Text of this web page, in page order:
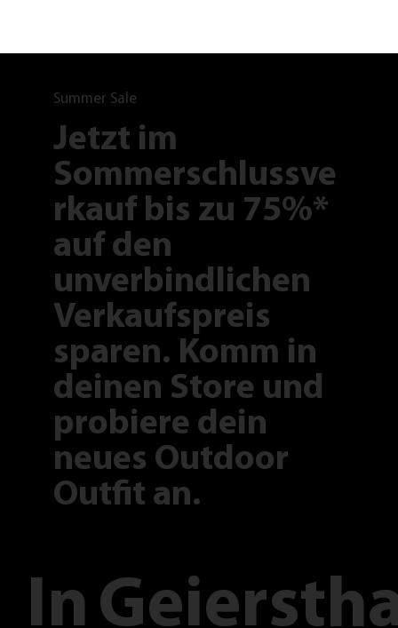
In
Jetzt im
Sommerschlussve
rkauf bis zu 75%*
auf den
unverbindlichen
Verkaufspreis
sparen. Komm in
deinen Store und
probiere dein
neues Outdoor
Outfit an.
Summer Sale